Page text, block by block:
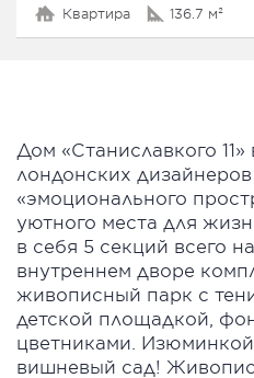
Квартира 136.7 м²
Дом «Станиславкого
лондонских
«эмоционального
уютного места для
в себя 5 секций всего
внутреннем дворе
живописный парк с
детской площадкой,
цветниками. Изюминкой
вишневый сад!